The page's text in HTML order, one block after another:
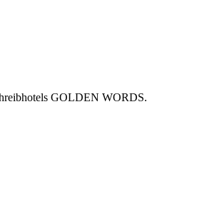
GOLDEN WORDS.